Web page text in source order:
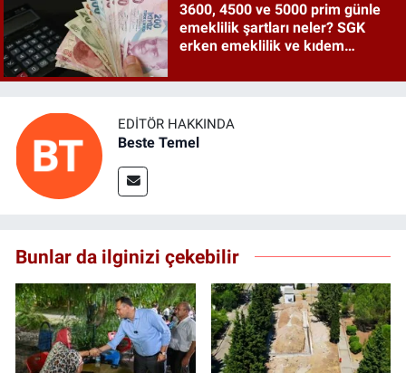
3600, 4500 ve 5000 prim günle
emeklilik şartları neler? SGK
erken emeklilik ve kıdem
EDITÖR HAKKINDA
Beste Temel
Bunlar da ilginizi çekebilir